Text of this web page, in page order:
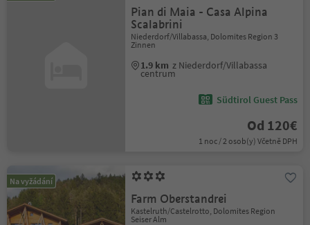
Pian di Maia - Casa Alpina
Scalabrini
Niederdorf/Villabassa, Dolomites Region 3
Zinnen
1.9 km z Niederdorf/Villabassa
centrum
Südtirol Guest Pass
Od 120€
1 noc / 2 osob(y) Včetně DPH
Na vyžádání
Farm Oberstandrei
Kastelruth/Castelrotto, Dolomites Region
Seiser Alm